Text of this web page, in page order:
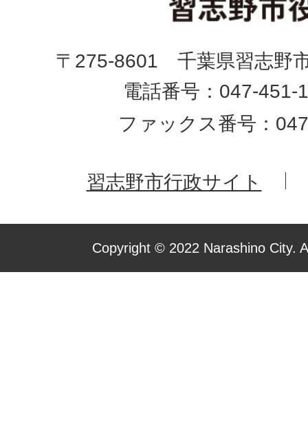
〒275-8601 千葉県習志野
電話番号：047-451-
ファックス番号：
習志野市行政サイト
Copyright © 2022 Narashino City.